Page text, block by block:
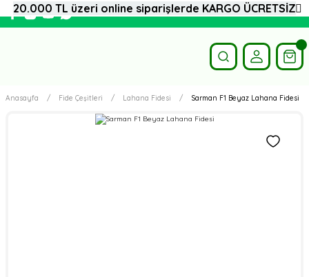
Anasayfa Fide Çeşitleri Lahana Fidesi Sarman F1 Beyaz Lahana Fidesi
20.000 TL üzeri online siparişlerde KARGO ÜCRETSİZ